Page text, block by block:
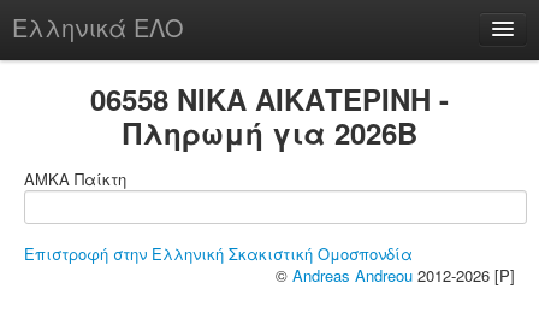
Ελληνικά ΕΛΟ
chesstu.be @ discord
06558 ΝΙΚΑ ΑΙΚΑΤΕΡΙΝΗ -
Πληρωμή για 2026B
ΑΜΚΑ Παίκτη
Επιστροφή στην Ελληνική Σκακιστική Ομοσπονδία
© Andreas Andreou 2012-2026 [P]